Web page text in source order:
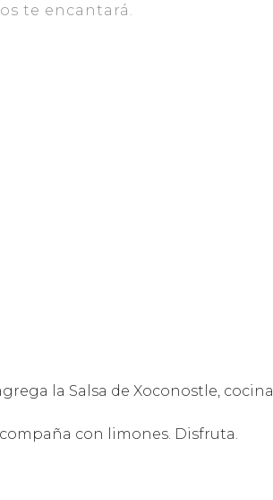
te encantará.
la Salsa de Xoconostle, cocina
con limones. Disfruta.